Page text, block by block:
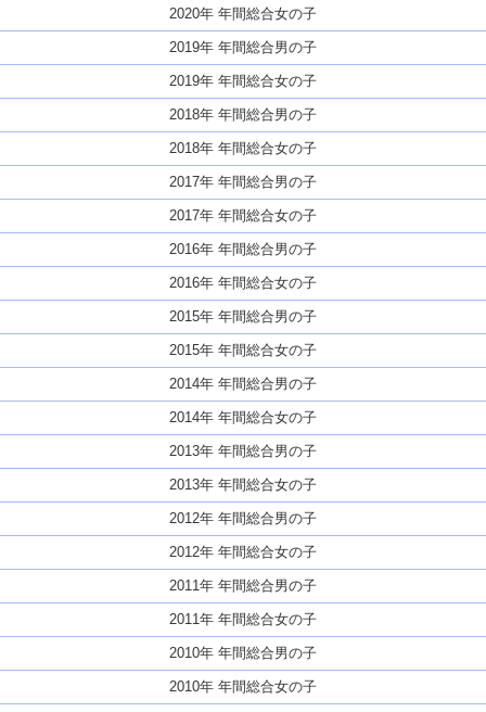
2020年 年間総合女の子
2019年 年間総合男の子
2019年 年間総合女の子
2018年 年間総合男の子
2018年 年間総合女の子
2017年 年間総合男の子
2017年 年間総合女の子
2016年 年間総合男の子
2016年 年間総合女の子
2015年 年間総合男の子
2015年 年間総合女の子
2014年 年間総合男の子
2014年 年間総合女の子
2013年 年間総合男の子
2013年 年間総合女の子
2012年 年間総合男の子
2012年 年間総合女の子
2011年 年間総合男の子
2011年 年間総合女の子
2010年 年間総合男の子
2010年 年間総合女の子